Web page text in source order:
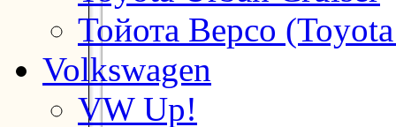
Тойота Версо
Volkswagen
VW Up!